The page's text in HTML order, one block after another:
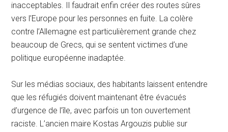
inacceptables. Il faudrait enfin créer des routes sûres
vers l’Europe pour les personnes en fuite. La colère
contre l’Allemagne est particulièrement grande chez
beaucoup de Grecs, qui se sentent victimes d’une
politique européenne inadaptée.
Sur les médias sociaux, des habitants laissent entendre
que les réfugiés doivent maintenant être évacués
d’urgence de l’île, avec parfois un ton ouvertement
raciste. L’ancien maire Kostas Argouzis publie sur